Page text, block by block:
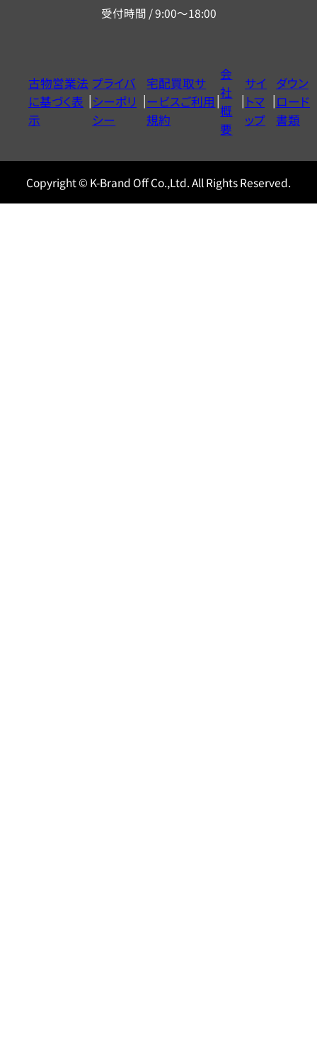
ー
ヤ
ル
0120604117
受付時間 / 9:00～18:00
古物営業法
に基づく表
示
プライバ
シーポリ
シー
宅配買取サ
ービスご利用
規約
会
社
概
要
サイ
トマ
ップ
ダウン
ロード
書類
Copyright © K-Brand Off Co.,Ltd. All Rights Reserved.